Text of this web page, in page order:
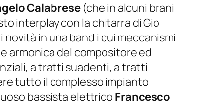
Calabrese(che in alcuni brani
interplay con la chitarra di Gio
novità in una band i cui meccanismi
armonica del compositore ed
a tratti suadenti, a tratti
tutto il complesso impianto
bassista elettrico Francesco